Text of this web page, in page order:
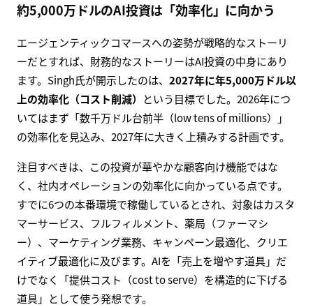
約5,000万ドルのAI投資は「効率化」に向かう
エージェンティックコマースへの姿勢が戦略的なストーリ
ーだとすれば、財務的なストーリーはAI投資の中身にあり
ます。Singh氏が開示したのは、 2027年に年5,000万ドル以
上の効率化（コスト削減）
という目標でした。2026年につ
いてはまず「数千万ドル台前半（low tens of millions）」
の効率化を見込み、2027年に大きく上積みする計画です。
注目すべきは、この投資が華やかな顧客向け機能ではな
く、社内オペレーションの効率化に向かっている点です。
すでに6つの本番環境で稼働しているとされ、対象はカスタ
マーサービス、フルフィルメント、薬局（ファーマシ
ー）、マーケティング業務、キャンペーン最適化、クリエ
イティブ最適化に及びます。AIを「売上を増やす道具」だ
けでなく「提供コスト（cost to serve）を構造的に下げる
道具」として使う発想です。